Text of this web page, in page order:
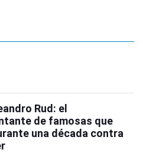
Rud: el
de famosas que
una década contra